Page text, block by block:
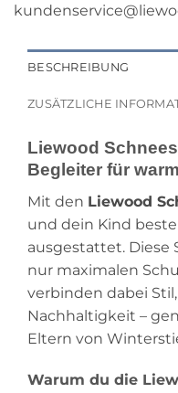
BESCHREIBUNG
ZUSÄTZLICHE
Liewood
Begleiter für
Mit den Liewood
und dein Kind
ausgestattet. Diese
nur maximalen
verbinden dabei
Nachhaltigkeit –
Eltern von
Warum du die